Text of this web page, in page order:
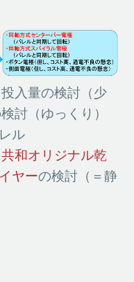
入量の検討（少
討（ゆっくり）
ル
共和オリジナル乾
ヤーの検討（＝静